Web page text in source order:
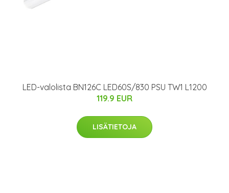
LED-valolista BN126C LED60S/830 PSU TW1 L1200
119.9 EUR
LISÄTIETOJA